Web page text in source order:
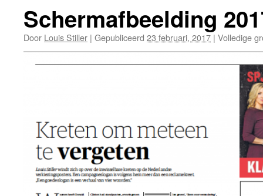
Schermafbeelding
Door Louis Stiller | Gepubliceerd 23 februari, 2017 | Volledige